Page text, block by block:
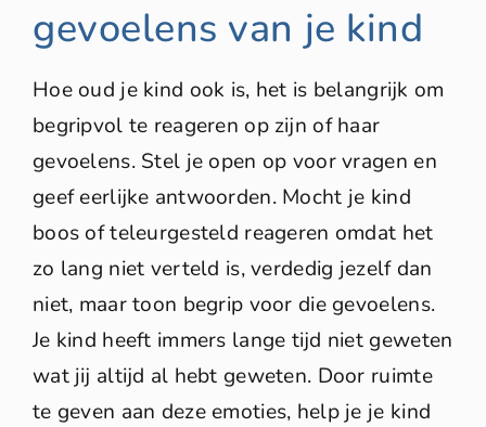
gevoelens van je kind
Hoe oud je kind ook is, het is belangrijk om
begripvol te reageren op zijn of haar
gevoelens. Stel je open op voor vragen en
geef eerlijke antwoorden. Mocht je kind
boos of teleurgesteld reageren omdat het
zo lang niet verteld is, verdedig jezelf dan
niet, maar toon begrip voor die gevoelens.
Je kind heeft immers lange tijd niet geweten
wat jij altijd al hebt geweten. Door ruimte
te geven aan deze emoties, help je je kind